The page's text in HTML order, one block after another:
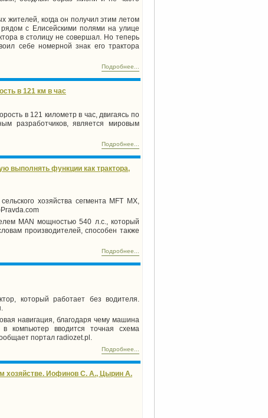
жителей, когда он получил этим летом
с Елисейскими полями на улице
в столицу не совершал. Но теперь
себе номерной знак его трактора
Подробнее...
в 121 км в час
в 121 километрв час, двигаясь по
разработчиков, является мировым
Подробнее...
выполнять функции как трактора,
хозяйства сегмента MFT MX,
MAN мощностью540 л.с., который
производителей, способен также
Подробнее...
который работает без водителя.
навигация, благодаря чему машина
компьютер вводится точная схема
портал radiozet.pl.
Подробнее...
хозяйстве. Иофинов С. А., Цырин А.